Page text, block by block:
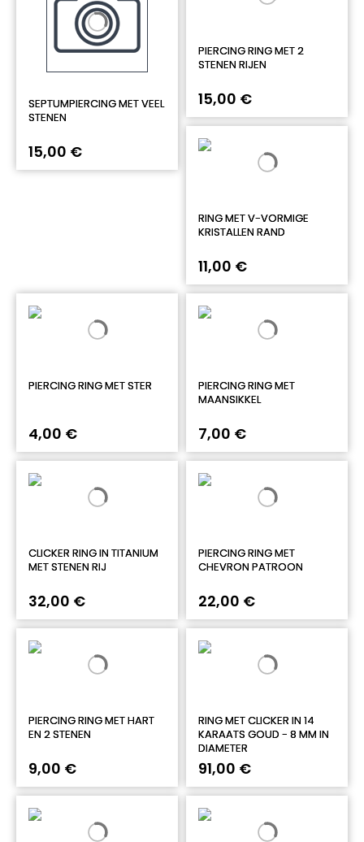
SEPTUMPIERCING MET VEEL
STENEN
15,00 €
PIERCING RING MET 2
STENEN RIJEN
15,00 €
RING MET V-VORMIGE
KRISTALLEN RAND
11,00 €
PIERCING RING MET STER
4,00 €
PIERCING RING MET
MAANSIKKEL
7,00 €
CLICKER RING IN TITANIUM
MET STENEN RIJ
32,00 €
PIERCING RING MET
CHEVRON PATROON
22,00 €
PIERCING RING MET HART
EN 2 STENEN
9,00 €
RING MET CLICKER IN 14
KARAATS GOUD - 8 MM IN
DIAMETER
91,00 €